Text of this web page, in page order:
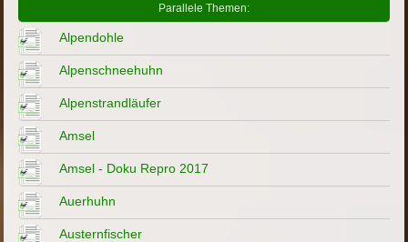
Parallele Themen:
Alpendohle
Alpenschneehuhn
Alpenstrandläufer
Amsel
Amsel - Doku Repro 2017
Auerhuhn
Austernfischer